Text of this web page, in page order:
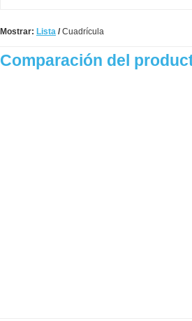
Mostrar: Lista /Cuadrícula
Comparación del